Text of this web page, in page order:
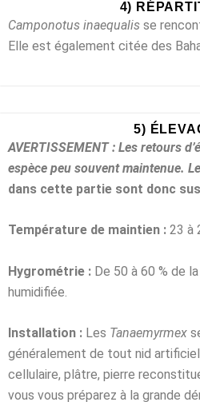
4)
Camponotus inaequalis se
Elle est également citée des
5)
AVERTISSEMENT : Les retours
espèce peu souvent maintenue.
dans cette partie sont donc
Température de maintien : 23 à
Hygrométrie : De 50 à 60 % de
humidifiée.
Installation : Les Tanaemyrmex
généralement de tout nid artificiel
cellulaire, plâtre, pierre
vous vous préparez à la grande